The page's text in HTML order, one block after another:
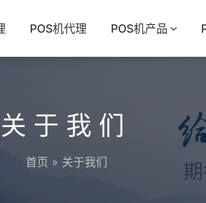
POS机代理 POS机产品
关于我们
首页 » 关于我们